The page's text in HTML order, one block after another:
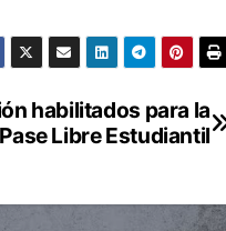
habilitados para la
Libre Estudiantil